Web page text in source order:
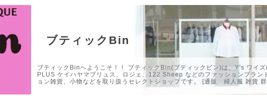
ブティックBin
ブティックBinへようこそ！！ ブティックBin(ブティックビン)は、Y's ワイ
PLUS ケイハヤマプリュス、ロジェ、122 Sheep などのファッションブラ
ョン雑貨、小物などを取り扱うセレクトショップです。 [通販 婦人服 雑貨